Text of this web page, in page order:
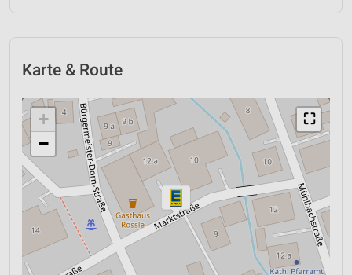
Karte & Route
⛶
+
−